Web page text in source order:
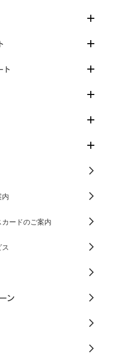
ト
内
ードのご案内
ス
ン